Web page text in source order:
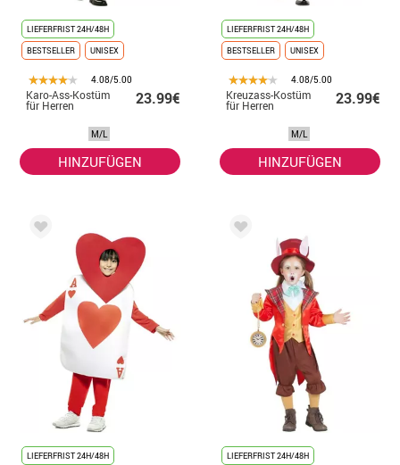
LIEFERFRIST 24H/48H
BESTSELLER
UNISEX
4.08/5.00
Karo-Ass-Kostüm
für Herren 23.99€
M/L
HINZUFÜGEN
LIEFERFRIST 24H/48H
BESTSELLER
UNISEX
4.08/5.00
Kreuzass-Kostüm
für Herren 23.99€
M/L
HINZUFÜGEN
LIEFERFRIST 24H/48H
LIEFERFRIST 24H/48H